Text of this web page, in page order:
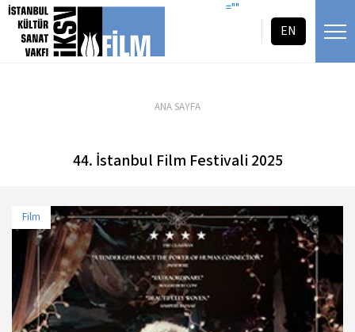
icerigi atla =""
EN
ANA SAYFA
44. İstanbul Film Festivali 2025
Film
TARİH MEKAN
11 Nisan 2025 - 19:00 Atlas 1948